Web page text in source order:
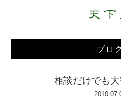
ブロ
相談だけでも